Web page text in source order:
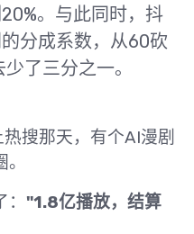
。与此同时，抖
分成系数，从60砍
了三分之一。
搜那天，有个AI漫剧
"1.8亿播放，结算